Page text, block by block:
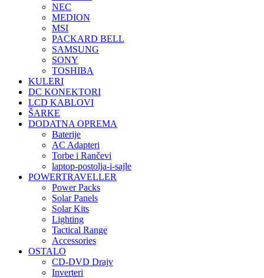
NEC
MEDION
MSI
PACKARD BELL
SAMSUNG
SONY
TOSHIBA
KULERI
DC KONEKTORI
LCD KABLOVI
ŠARKE
DODATNA OPREMA
Baterije
AC Adapteri
Torbe i Rančevi
laptop-postolja-i-sajle
POWERTRAVELLER
Power Packs
Solar Panels
Solar Kits
Lighting
Tactical Range
Accessories
OSTALO
CD-DVD Drajv
Inverteri